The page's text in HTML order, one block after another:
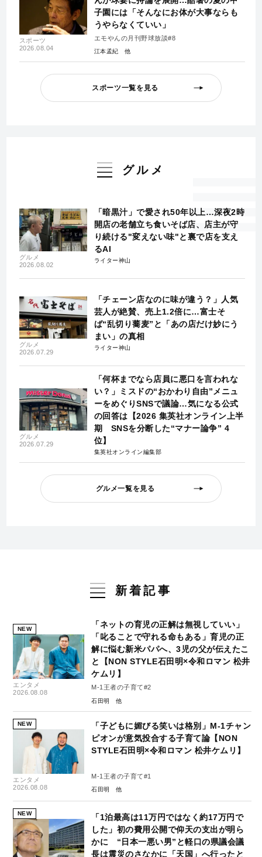
スポーツ
2026.08.04
子園には「そんなにお体が大事ならも
うやらなくていい」
エモやんの月刊野球放談#8
江本孟紀
スポーツ一覧を見る
グルメ
グルメ
2026.08.02
「暗黒汁」で愛され50年以上…深夜2時
開店の老舗立ち食いそば店、店主が守
り続ける"変えない味"と裏で店を支え
るAI
ライター神山
グルメ
2026.07.29
「チェーン店なのに味が違う？」人気
芸人が絶賛、売上1.2倍に…富士そ
ば“乱切り蕎麦”と「あの店だけ妙にう
まい」の真相
ライター神山
グルメ
2026.07.29
「何杯までなら店員に悪口を言われな
い？」ミスドの“おかわり自由”メニュ
ーをめぐりSNSで議論…気になる公式
の回答は【2026 集英社オンライン上半
期 SNSを分断した“マナー論争” 4
位】
集英社オンライン編集部
グルメ一覧を見る
新着記事
NEW
エンタメ
2026.08.08
「ネットの育児の正解は無視していい」
「叱ることで守れる命もある」育児の正
解に悩む新米パパへ、3児の父が伝えたこ
と【NON STYLE石田明×令和ロマン 松井
ケムリ】
M-1王者の子育て#2
石田明
NEW
エンタメ
2026.08.08
「子どもに媚びる笑いは格別」M-1チャン
ピオンが意気投合する子育て論【NON
STYLE石田明×令和ロマン 松井ケムリ】
M-1王者の子育て#1
石田明
NEW
「1泊最高は11万円ではなく約17万円で
した」初の費用公開で仰天の支出が明ら
かに “日本一悪い男”と軽口の県議会議
長は震災のさなかに「天国」へ行ったと